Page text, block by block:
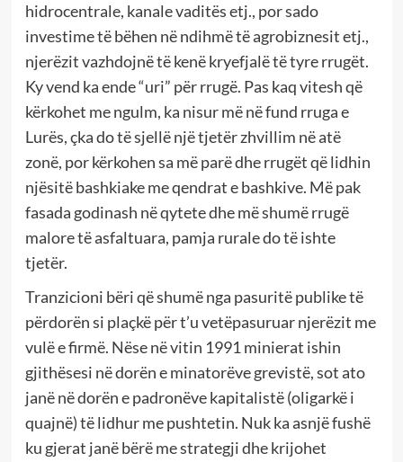
hidrocentrale, kanale vaditës etj., por sado
investime të bëhen në ndihmë të agrobiznesit etj.,
njerëzit vazhdojnë të kenë kryefjalë të tyre rrugët.
Ky vend ka ende “uri” për rrugë. Pas kaq vitesh që
kërkohet me ngulm, ka nisur më në fund rruga e
Lurës, çka do të sjellë një tjetër zhvillim në atë
zonë, por kërkohen sa më parë dhe rrugët që lidhin
njësitë bashkiake me qendrat e bashkive. Më pak
fasada godinash në qytete dhe më shumë rrugë
malore të asfaltuara, pamja rurale do të ishte
tjetër.
Tranzicioni bëri që shumë nga pasuritë publike të
përdorën si plaçkë për t’u vetëpasuruar njerëzit me
vulë e firmë. Nëse në vitin 1991 minierat ishin
gjithësesi në dorën e minatorëve grevistë, sot ato
janë në dorën e padronëve kapitalistë (oligarkë i
quajnë) të lidhur me pushtetin. Nuk ka asnjë fushë
ku gjerat janë bërë me strategji dhe krijohet